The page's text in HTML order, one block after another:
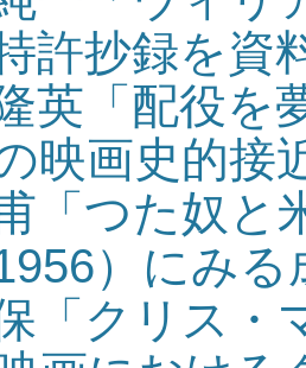
許抄録を資
英「配役を
映画史的接
「つた奴と
）にみ
「クリス・